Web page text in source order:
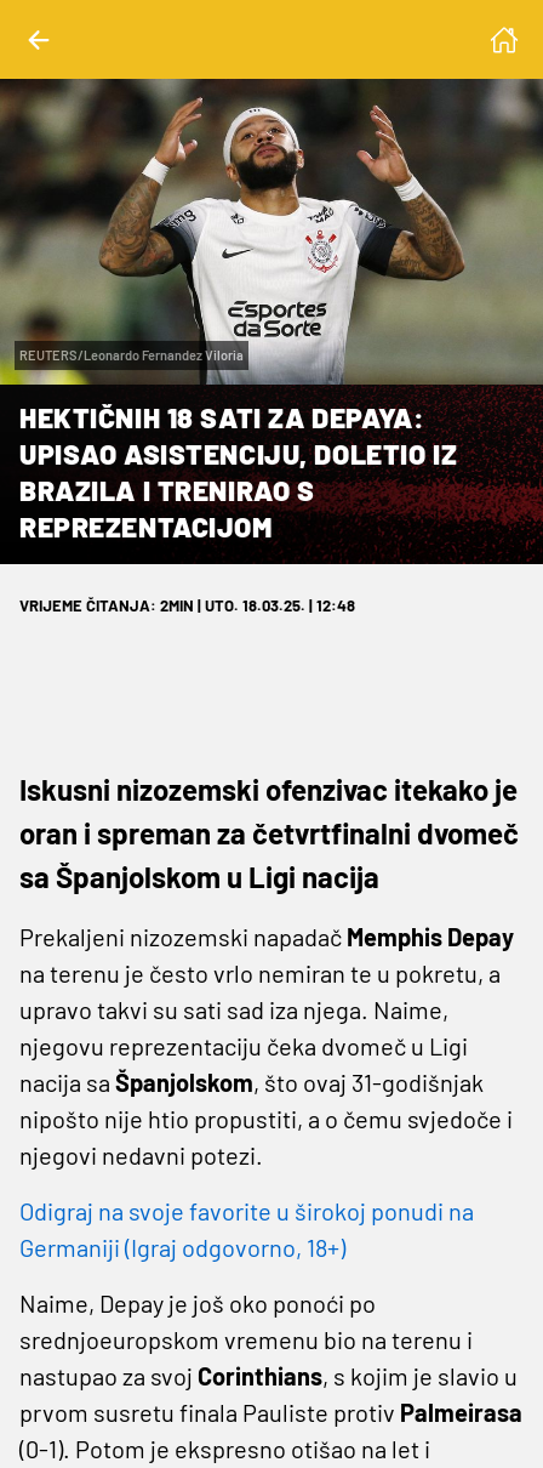
REUTERS/Leonardo Fernandez Viloria
HEKTIČNIH 18 SATI ZA DEPAYA:
UPISAO ASISTENCIJU, DOLETIO IZ
BRAZILA I TRENIRAO S
REPREZENTACIJOM
VRIJEME ČITANJA: 2MIN | UTO. 18.03.25. | 12:48
Iskusni nizozemski ofenzivac itekako je
oran i spreman za četvrtfinalni dvomeč
sa Španjolskom u Ligi nacija
Prekaljeni nizozemski napadač Memphis Depay
na terenu je često vrlo nemiran te u pokretu, a
upravo takvi su sati sad iza njega. Naime,
njegovu reprezentaciju čeka dvomeč u Ligi
nacija sa Španjolskom, što ovaj 31-godišnjak
nipošto nije htio propustiti, a o čemu svjedoče i
njegovi nedavni potezi.
Odigraj na svoje favorite u širokoj ponudi na
Germaniji (Igraj odgovorno, 18+)
Naime, Depay je još oko ponoći po
srednjoeuropskom vremenu bio na terenu i
nastupao za svoj Corinthians, s kojim je slavio u
prvom susretu finala Pauliste protiv Palmeirasa
(0-1). Potom je ekspresno otišao na let i